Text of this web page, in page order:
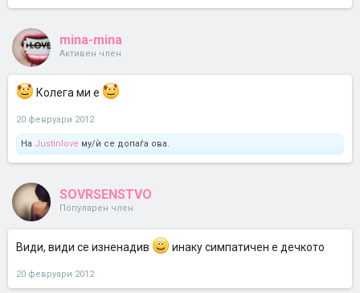
mina-mina
Активен член
Колега ми е
20 февруари 2012
На Justinlove му/ѝ се допаѓа ова.
SOVRSENSTVO
Популарен член
Види, види се изненадив инаку симпатичен е дечкото
20 февруари 2012